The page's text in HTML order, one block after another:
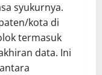
syukurnya.
kota di
termasuk
data. Ini